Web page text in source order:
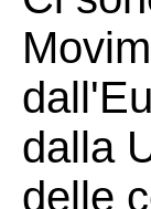
dalla
delle